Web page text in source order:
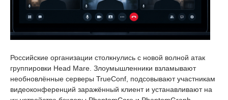
Российские организации столкнулись с новой волной атак
группировки Head Mare. Злоумышленники взламывают
необновлённые серверы TrueConf, подсовывают участникам
видеоконференций заражённый клиент и устанавливают на